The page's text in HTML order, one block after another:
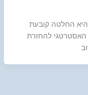
החלטה קובעת
האסטרטגי להחזרת